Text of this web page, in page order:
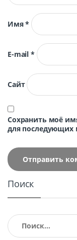
Имя*
E-mail*
Сайт
Сохранить моё
для последующих
Поиск
Найти: